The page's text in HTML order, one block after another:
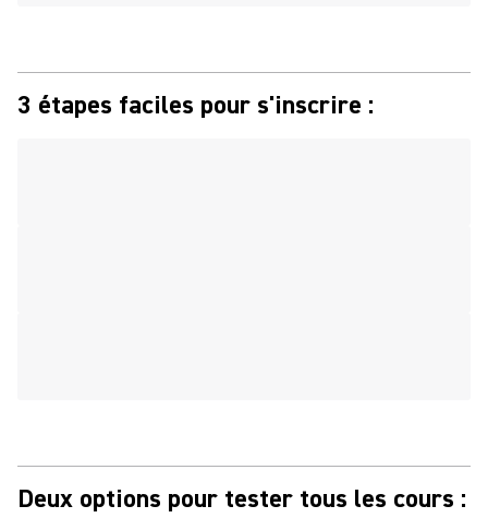
3 étapes faciles pour s'inscrire :
Deux options pour tester tous les cours :